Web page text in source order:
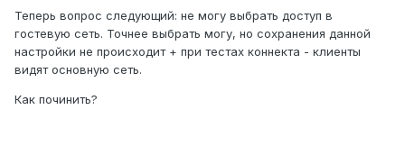
Теперь вопрос следующий: не могу выбрать доступ в
гостевую сеть. Точнее выбрать могу, но сохранения данной
настройки не происходит + при тестах коннекта - клиенты
видят основную сеть.
Как починить?